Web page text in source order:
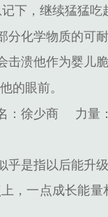
下，继续猛猛吃
化学物质的可耐
溃他作为婴儿脆
的眼前。
：徐少商 力量
是指以后能升级
，一点成长能